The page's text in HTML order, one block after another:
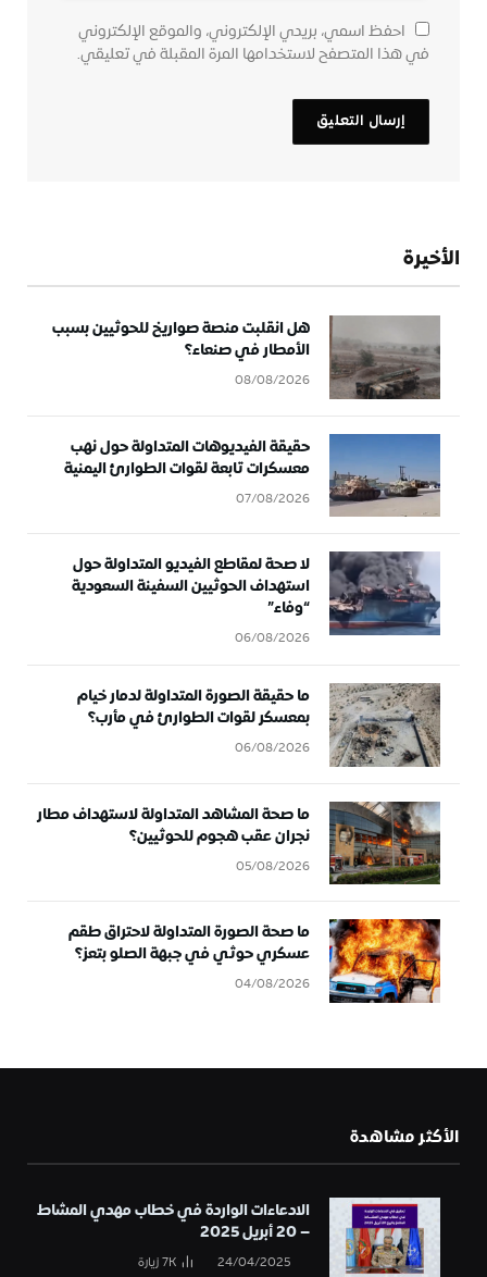
احفظ اسمي، بريدي الإلكتروني، والموقع الإلكتروني
في هذا المتصفح لاستخدامها المرة المقبلة في تعليقي.
الأخيرة
هل انقلبت منصة صواريخ للحوثيين بسبب
الأمطار في صنعاء؟
08/08/2026
حقيقة الفيديوهات المتداولة حول نهب
معسكرات تابعة لقوات الطوارئ اليمنية
07/08/2026
لا صحة لمقاطع الفيديو المتداولة حول
استهداف الحوثيين السفينة السعودية
“وفاء”
06/08/2026
ما حقيقة الصورة المتداولة لدمار خيام
بمعسكر لقوات الطوارئ في مأرب؟
06/08/2026
ما صحة المشاهد المتداولة لاستهداف مطار
نجران عقب هجوم للحوثيين؟
05/08/2026
ما صحة الصورة المتداولة لاحتراق طقم
عسكري حوثي في جبهة الصلو بتعز؟
04/08/2026
الأكثر مشاهدة
الادعاءات الواردة في خطاب مهدي المشاط
– 20 أبريل 2025
24/04/2025
7Kزيارة